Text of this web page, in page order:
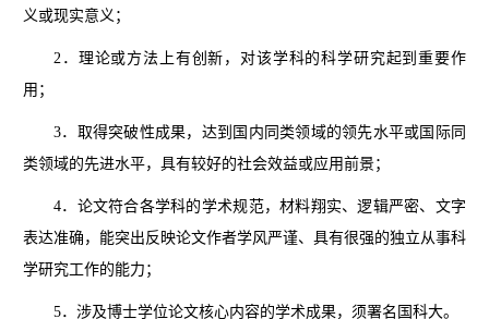
义或现实意义；
2．理论或方法上有创新，对该学科的科学研究起到重要作
用；
3．取得突破性成果，达到国内同类领域的领先水平或国际同
类领域的先进水平，具有较好的社会效益或应用前景；
4．论文符合各学科的学术规范，材料翔实、逻辑严密、文字
表达准确，能突出反映论文作者学风严谨、具有很强的独立从事科
学研究工作的能力；
5．涉及博士学位论文核心内容的学术成果，须署名国科大。